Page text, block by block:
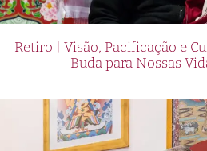
Retiro | Visão, Pacificação e
Buda para Nossas